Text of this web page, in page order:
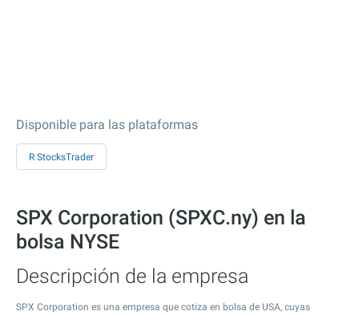
Disponible para las plataformas
R StocksTrader
SPX Corporation (SPXC.ny) en la
bolsa NYSE
Descripción de la empresa
SPX Corporation es una empresa que cotiza en bolsa de USA, cuyas